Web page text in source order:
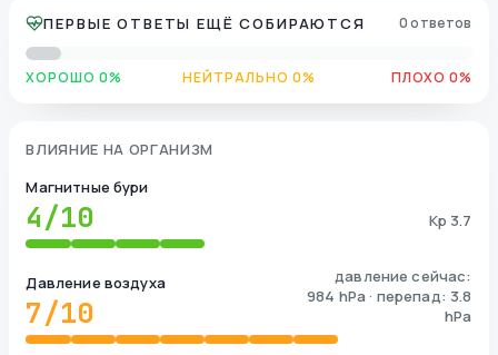
ПЕРВЫЕ ОТВЕТЫ ЕЩЁ СОБИРАЮТСЯ 0 ответов
ХОРОШО 0% НЕЙТРАЛЬНО 0% ПЛОХО 0%
ВЛИЯНИЕ НА ОРГАНИЗМ
Магнитные бури
4/10 Kp 3.7
Давление воздуха
7/10
давление сейчас:
984 hPa · перепад: 3.8
hPa